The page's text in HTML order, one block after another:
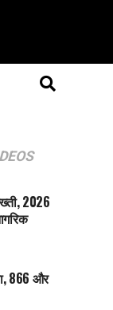
2026
866 और